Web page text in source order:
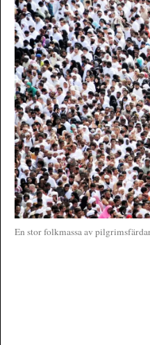
En stor folkmassa av